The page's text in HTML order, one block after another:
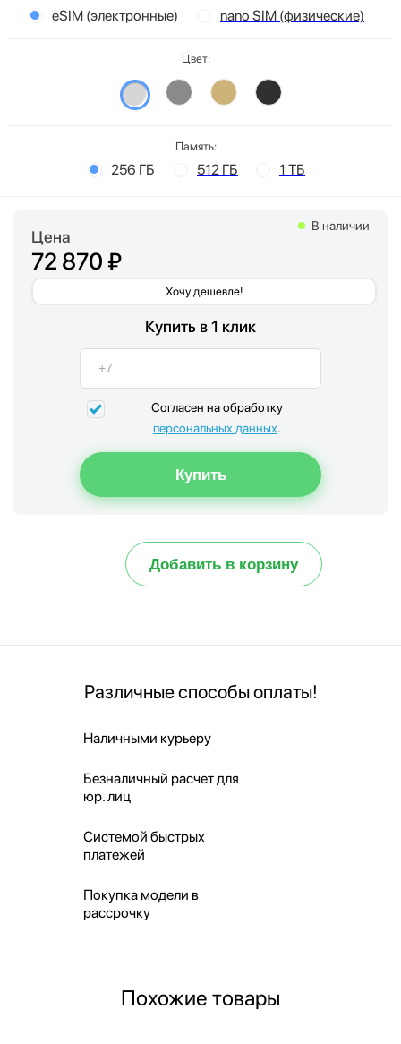
eSIM (электронные) nano SIM (физические)
Цвет:
Память:
256 ГБ 512 ГБ 1 ТБ
Цена
72 870 ₽
Хочу дешевле!
В наличии
Купить в 1 клик
Согласен на обработку
персональных данных.
Добавить в корзину
Различные способы оплаты!
Наличными курьеру
Безналичный расчет для
юр. лиц
Системой быстрых
платежей
Покупка модели в
рассрочку
Похожие товары